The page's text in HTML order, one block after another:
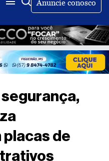
Anuncie conosco
Buscar
segurança,
placas de